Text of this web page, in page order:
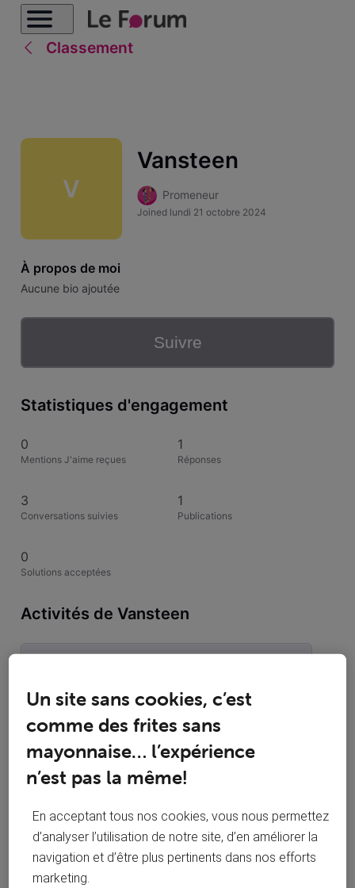
Classement
V
Vansteen
Promeneur
Joined lundi 21 octobre 2024
À propos de moi
Aucune bio ajoutée
Suivre
Statistiques d'engagement
0
Mentions J'aime reçues
1
Réponses
3
Conversations suivies
1
Publications
0
Solutions acceptées
Activités de Vansteen
Selected
Toutesles
activités
Vansteen a suivi la publication de
Matériel prochainement migré sur celui
d’Orange ?
Bonjour à tous, Avec la transition de VOO vers Orange
prévue pour septembre 2025, je me pose une question
concernant les équipements actuels. Je sais que les
nouveaux clients VOO bénéficient déjà du modem Wi-Fi 6
d’Orange, mais qu’en est-il pour les anciens clients ?
Un site sans cookies, c’est
comme des frites sans
mayonnaise… l’expérience
n’est pas la même!
En acceptant tous nos cookies, vous nous permettez
d’analyser l’utilisation de notre site, d’en améliorer la
navigation et d’être plus pertinents dans nos efforts
marketing.